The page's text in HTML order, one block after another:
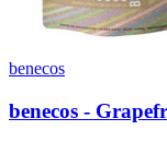
benecos
benecos -